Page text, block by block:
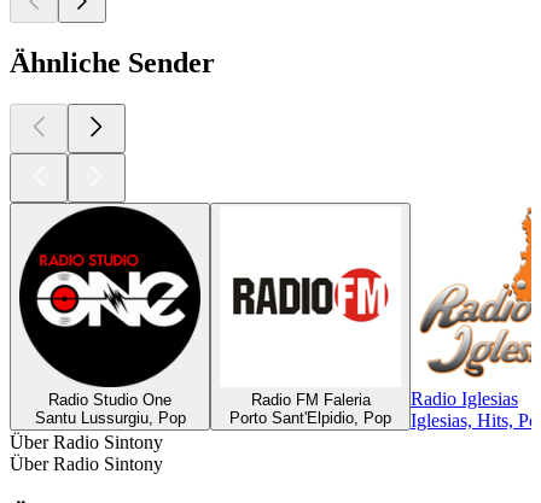
Ähnliche Sender
Radio Studio One
Santu Lussurgiu, Pop
Radio FM Faleria
Porto Sant'Elpidio, Pop
Radio Iglesias
Iglesias, Hits,
Über Radio Sintony
Über Radio Sintony